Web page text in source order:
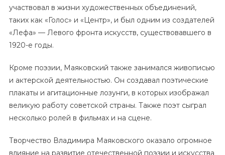
участвовал в жизни художественных объединений,
таких как «Голос» и «Центр», и был одним из создателей
«Лефа» — Левого фронта искусств, существовавшего в
1920-е годы.
Кроме поэзии, Маяковский также занимался живописью
и актерской деятельностью. Он создавал поэтические
плакаты и агитационные лозунги, в которых изображал
великую работу советской страны. Также поэт сыграл
несколько ролей в фильмах и на сцене.
Творчество Владимира Маяковского оказало огромное
влияние на развитие отечественной поэзии и искусства